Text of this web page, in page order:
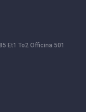
Et1 To2 Officina 501